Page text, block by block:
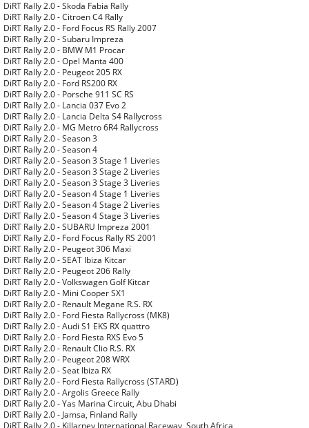
DiRT Rally 2.0 - Skoda Fabia Rally
DiRT Rally 2.0 - Citroen C4 Rally
DiRT Rally 2.0 - Ford Focus RS Rally 2007
DiRT Rally 2.0 - Subaru Impreza
DiRT Rally 2.0 - BMW M1 Procar
DiRT Rally 2.0 - Opel Manta 400
DiRT Rally 2.0 - Peugeot 205 RX
DiRT Rally 2.0 - Ford RS200 RX
DiRT Rally 2.0 - Porsche 911 SC RS
DiRT Rally 2.0 - Lancia 037 Evo 2
DiRT Rally 2.0 - Lancia Delta S4 Rallycross
DiRT Rally 2.0 - MG Metro 6R4 Rallycross
DiRT Rally 2.0 - Season 3
DiRT Rally 2.0 - Season 4
DiRT Rally 2.0 - Season 3 Stage 1 Liveries
DiRT Rally 2.0 - Season 3 Stage 2 Liveries
DiRT Rally 2.0 - Season 3 Stage 3 Liveries
DiRT Rally 2.0 - Season 4 Stage 1 Liveries
DiRT Rally 2.0 - Season 4 Stage 2 Liveries
DiRT Rally 2.0 - Season 4 Stage 3 Liveries
DiRT Rally 2.0 - SUBARU Impreza 2001
DiRT Rally 2.0 - Ford Focus Rally RS 2001
DiRT Rally 2.0 - Peugeot 306 Maxi
DiRT Rally 2.0 - SEAT Ibiza Kitcar
DiRT Rally 2.0 - Peugeot 206 Rally
DiRT Rally 2.0 - Volkswagen Golf Kitcar
DiRT Rally 2.0 - Mini Cooper SX1
DiRT Rally 2.0 - Renault Megane R.S. RX
DiRT Rally 2.0 - Ford Fiesta Rallycross (MK8)
DiRT Rally 2.0 - Audi S1 EKS RX quattro
DiRT Rally 2.0 - Ford Fiesta RXS Evo 5
DiRT Rally 2.0 - Renault Clio R.S. RX
DiRT Rally 2.0 - Peugeot 208 WRX
DiRT Rally 2.0 - Seat Ibiza RX
DiRT Rally 2.0 - Ford Fiesta Rallycross (STARD)
DiRT Rally 2.0 - Argolis Greece Rally
DiRT Rally 2.0 - Yas Marina Circuit, Abu Dhabi
DiRT Rally 2.0 - Jamsa, Finland Rally
DiRT Rally 2.0 - Killarney International Raceway, South Africa